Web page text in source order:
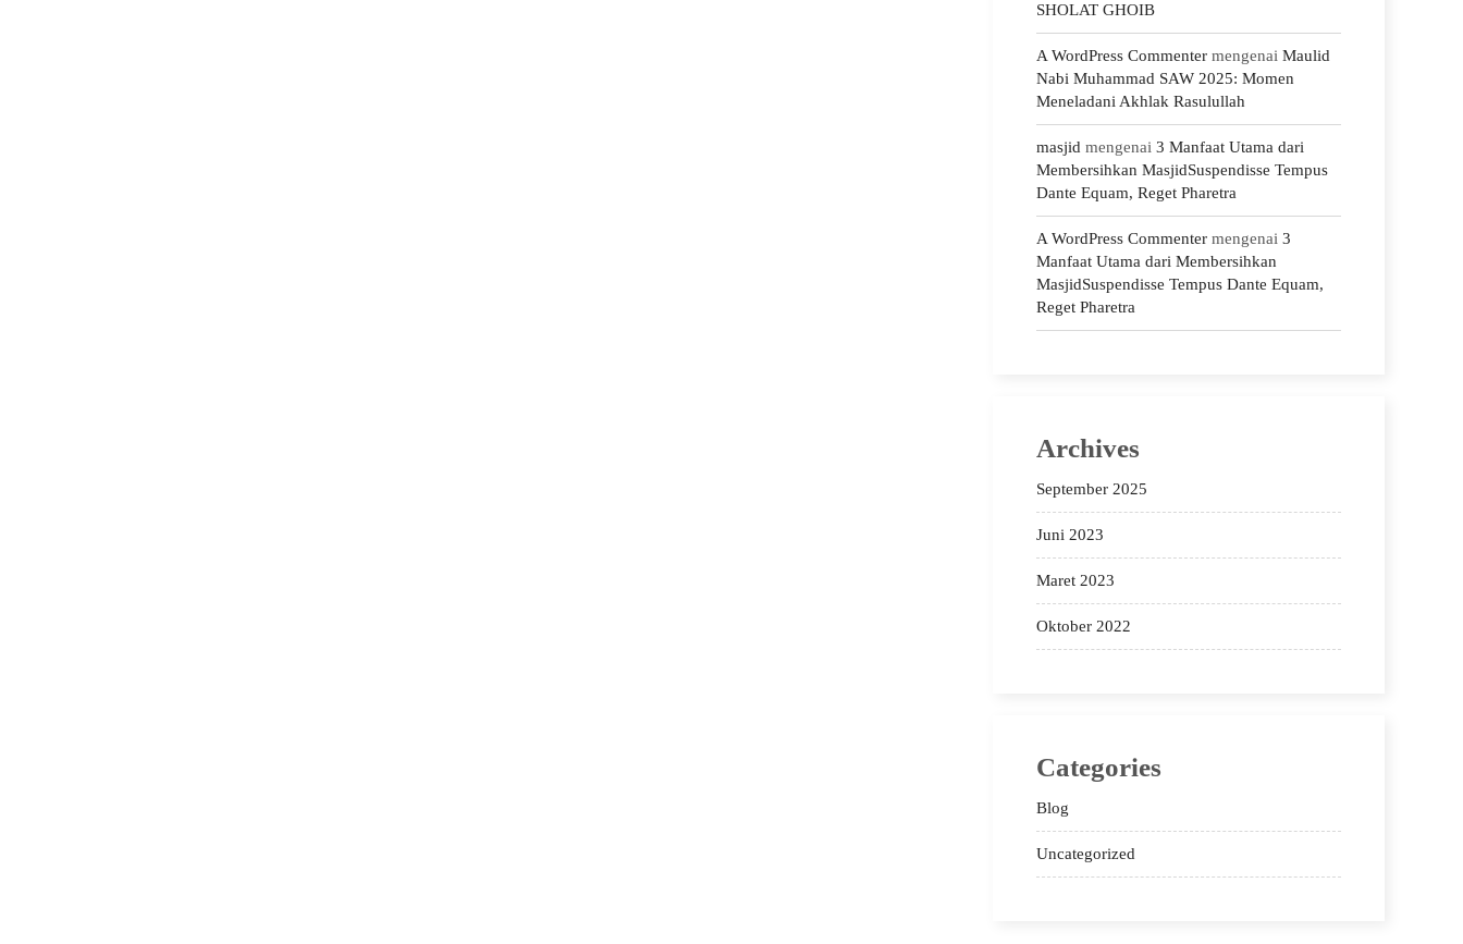
SHOLAT GHOIB
A WordPress Commenter mengenai Maulid
Nabi Muhammad SAW 2025: Momen
Meneladani Akhlak Rasulullah
masjid mengenai 3 Manfaat Utama dari
Membersihkan MasjidSuspendisse Tempus
Dante Equam, Reget Pharetra
A WordPress Commenter mengenai 3
Manfaat Utama dari Membersihkan
MasjidSuspendisse Tempus Dante Equam,
Reget Pharetra
Archives
September 2025
Juni 2023
Maret 2023
Oktober 2022
Categories
Blog
Uncategorized